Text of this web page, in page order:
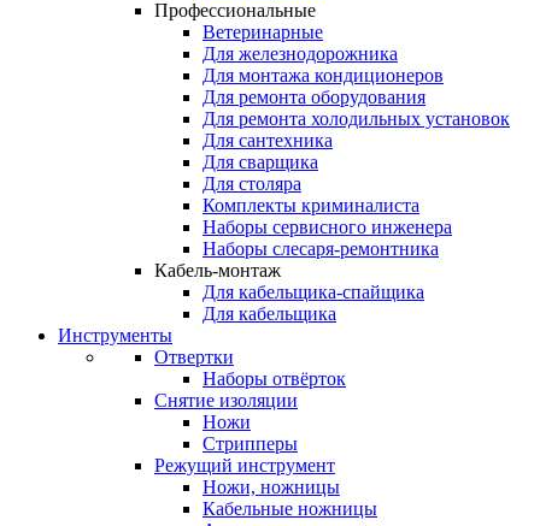
Профессиональные
Ветеринарные
Для железнодорожника
Для монтажа кондиционеров
Для ремонта оборудования
Для ремонта холодильных установок
Для сантехника
Для сварщика
Для столяра
Комплекты криминалиста
Наборы сервисного инженера
Наборы слесаря-ремонтника
Кабель-монтаж
Для кабельщика-спайщика
Для кабельщика
Инструменты
Отвертки
Наборы отвёрток
Снятие изоляции
Ножи
Стрипперы
Режущий инструмент
Ножи, ножницы
Кабельные ножницы